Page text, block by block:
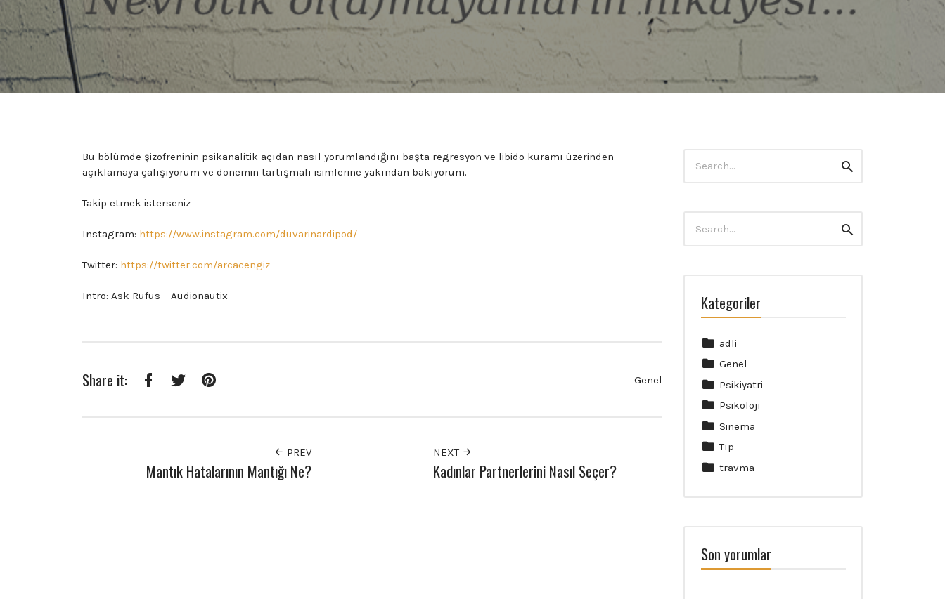
Bu bölümde şizofreninin psikanalitik açıdan nasıl yorumlandığını başta regresyon ve libido kuramı üzerinden
açıklamaya çalışıyorum ve dönemin tartışmalı isimlerine yakından bakıyorum.
Takip etmek isterseniz
Instagram: https://www.instagram.com/duvarinardipod/
Twitter: https://twitter.com/arcacengiz
Intro: Ask Rufus – Audionautix
Share it: Genel
PREV
Mantık Hatalarının Mantığı Ne?
NEXT
Kadınlar Partnerlerini Nasıl Seçer?
for:
Search
for:
Search
Kategoriler
adli
Genel
Psikiyatri
Psikoloji
Sinema
Tıp
travma
Son yorumlar